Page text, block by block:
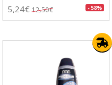
5,24€ 12,50€ - 58%